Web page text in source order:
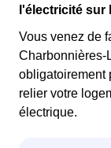
l'électricité sur
Vous venez de
Charbonnières-
obligatoirement
relier votre
électrique.